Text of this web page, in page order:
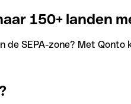
150+ landen
SEPA-zone? Met